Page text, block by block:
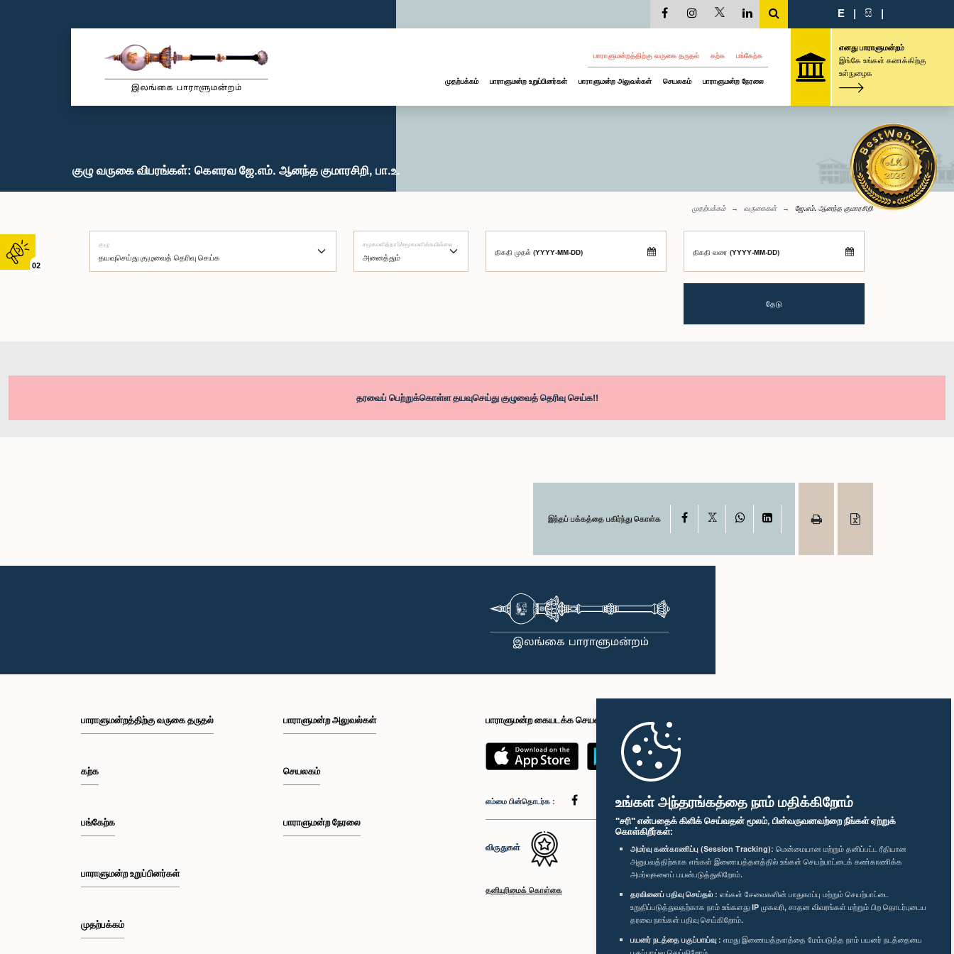
உங்கள் அந்தரங்கத்தை நாம் மதிக்கிறோம்
"சரி" என்பதைக் கிளிக் செய்வதன் மூலம், பின்வருவனவற்றை நீங்கள் ஏற்றுக்
கொள்கிறீர்கள்:
அமர்வு கண்காணிப்பு (Session Tracking): மென்மையான மற்றும் தனிப்பட்ட ரீதியான
அனுபவத்திற்காக எங்கள் இணையத்தளத்தில் உங்கள் செயற்பாட்டைக் கண்காணிக்க
அமர்வுகளைப் பயன்படுத்துகிறோம்.
தரவினைப் பதிவு செய்தல் : எங்கள் சேவைகளின் பாதுகாப்பு மற்றும் செயற்பாட்டை
உறுதிப்படுத்துவதற்காக நாம் உங்களது IP முகவரி, சாதன விவரங்கள் மற்றும் பிற தொடர்புடைய
தரவை நாங்கள் பதிவு செய்கிறோம்.
பயனர் நடத்தை பகுப்பாய்வு : எமது இணையத்தளத்தை மேம்படுத்த நாம் பயனர் நடத்தையை
02
E | සි |
பாராளுமன்றத்திற்கு வருகை தருதல் கற்க பங்கேற்க
முதற்பக்கம் பாராளுமன்ற உறுப்பினர்கள் பாராளுமன்ற அலுவல்கள் செயலகம் பாராளுமன்ற நேரலை
எனது பாராளுமன்றம்
இங்கே உங்கள் கணக்கிற்கு
உள்நுழைக
குழு வருகை விபரங்கள்: கௌரவ ஜே.எம். ஆனந்த குமாரசிறி, பா.உ.
முதற்பக்கம் வருகைகள் ஜே.எம். ஆனந்த குமாரசிறி
குழு சமூகமளித்தார்/சமூகமளிக்கவில்லை
திகதி முதல் (YYYY-MM-DD) திகதி வரை (YYYY-MM-DD)
தேடு
தரவைப் பெற்றுக்கொள்ள தயவுசெய்து குழுவைத் தெரிவு செய்க!!
இந்தப் பக்கத்தை பகிர்ந்து கொள்க Facebook WhatsAppLinkedIn
பாராளுமன்றத்திற்கு வருகை தருதல்
கற்க
பங்கேற்க
பாராளுமன்ற உறுப்பினர்கள்
முதற்பக்கம்
பாராளுமன்ற அலுவல்கள்
செயலகம்
பாராளுமன்ற நேரலை
பாராளுமன்ற கையடக்க செயலி
எம்மை பின்தொடர்க :
விருதுகள்
தனியுரிமைக் கொள்கை